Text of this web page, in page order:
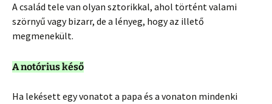
A család tele van olyan sztorikkal, ahol történt valami
szörnyű vagy bizarr, de a lényeg, hogy az illető
megmenekült.
A notórius késő
Ha lekésett egy vonatot a papa és a vonaton mindenki